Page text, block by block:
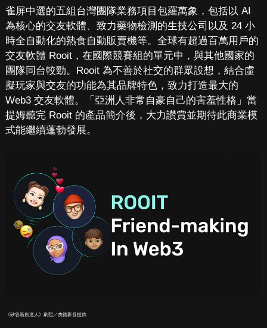
雀屏中選的五組台灣團隊業務項目包羅萬象，包括以 AI
為核心的交友軟體、致力藥物檢測的生技公司以及 24 小
時全自動化的熟食自動販賣機等。全球有超過百萬用戶的
交友軟體 Rooit，在國際競賽組的單元中，與其他國家的
團隊同台較勁。Rooit 為不善於社交的群眾設想，結合虛
擬玩家與交友的功能為其品牌特色，致力打造最大的
Web3 交友軟體。「亞洲人非常自豪自己的害羞性格」當
提姆聽完 Rooit 的產品簡介後，大力讚賞並期待此商業模
式能繼續蓬勃發展。
《矽谷新創達人》劇照／杰德影音提供